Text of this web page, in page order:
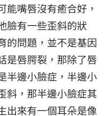
能嘴唇沒有癒合好，
臉有一些歪斜的狀
的問題，並不是基因
是唇腭裂，那除了唇
半邊小臉症，半邊小
斜，那半邊小臉症其
出來有一個耳朵是像